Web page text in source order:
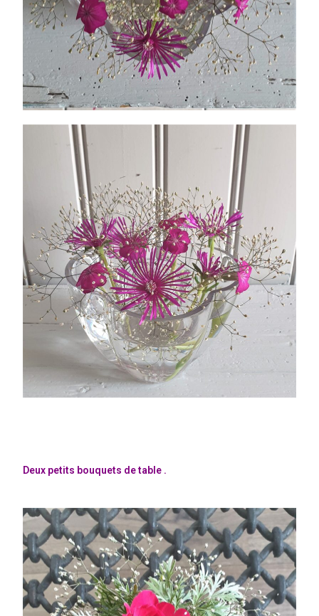
Deux petits bouquets de table .